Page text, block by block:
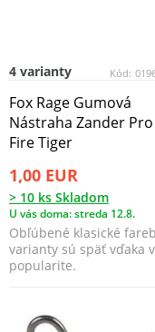
Kód:
4 varianty
Fox Rage Gumová
Nástraha Zander Pro
Fire Tiger
1,00 EUR
> 10 ks Skladom
U vás doma: streda 12.8.
Obľúbené klasické
varianty sú späť vďaka
popularite.